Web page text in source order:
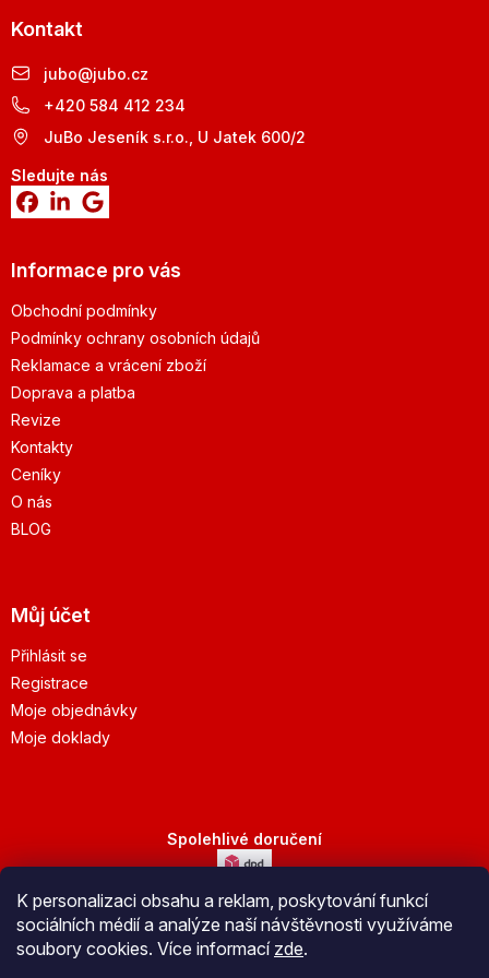
K personalizaci obsahu a reklam, poskytování funkcí
sociálních médií a analýze naší návštěvnosti využíváme
soubory cookies. Více informací zde.
Kontakt
jubo@jubo.cz
+420 584 412 234
JuBo Jeseník s.r.o., U Jatek 600/2
Sledujte nás
Informace pro vás
Obchodní podmínky
Podmínky ochrany osobních údajů
Reklamace a vrácení zboží
Doprava a platba
Revize
Kontakty
Ceníky
O nás
BLOG
Můj účet
Přihlásit se
Registrace
Moje objednávky
Moje doklady
Spolehlivé doručení
Bezpečná platba